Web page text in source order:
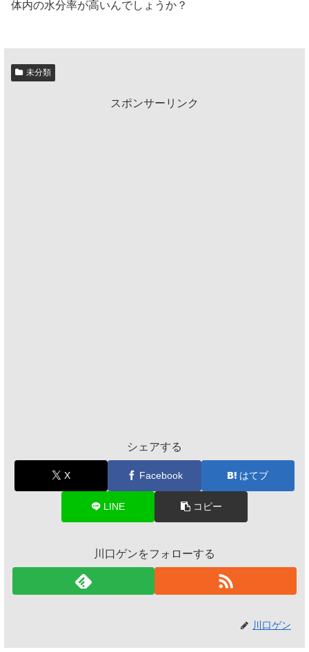
体内の水分率が高いんでしょうか？
未分類
スポンサーリンク
シェアする
X Facebook はてブ
LINE コピー
川口ゲンをフォローする
川口ゲン